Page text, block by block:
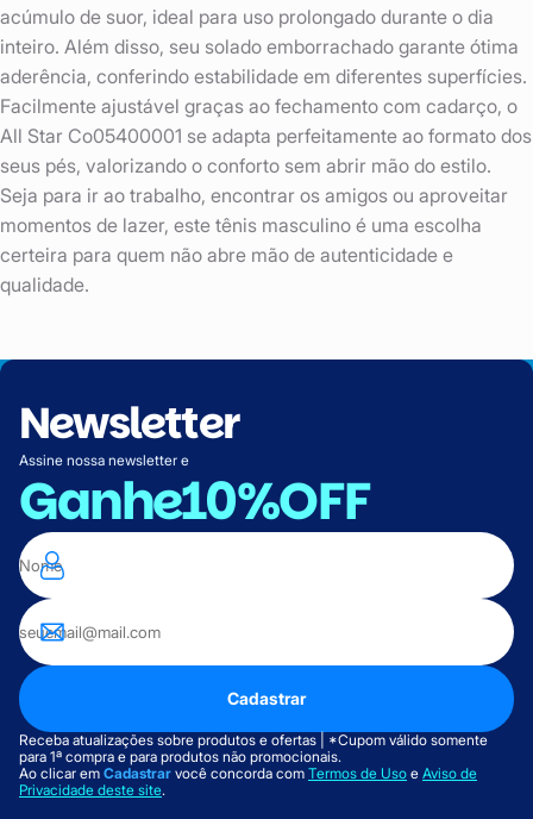
acúmulo de suor, ideal para uso prolongado durante o dia
inteiro. Além disso, seu solado emborrachado garante ótima
aderência, conferindo estabilidade em diferentes superfícies.
Facilmente ajustável graças ao fechamento com cadarço, o
All Star Co05400001 se adapta perfeitamente ao formato dos
seus pés, valorizando o conforto sem abrir mão do estilo.
Seja para ir ao trabalho, encontrar os amigos ou aproveitar
momentos de lazer, este tênis masculino é uma escolha
certeira para quem não abre mão de autenticidade e
qualidade.
Newsletter
Assine nossa newsletter e
Ganhe10%OFF
Cadastrar
Receba atualizações sobre produtos e ofertas | *Cupom válido somente
para 1ª compra e para produtos não promocionais.
Ao clicar em Cadastrar você concorda com Termos de Uso e Aviso de
Privacidade deste site.